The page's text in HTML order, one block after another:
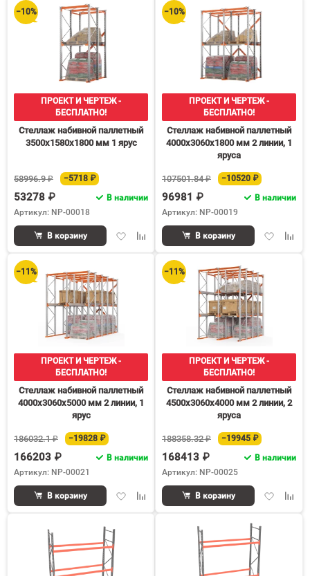
−10%
ПРОЕКТ И ЧЕРТЕЖ -
БЕСПЛАТНО!
Стеллаж набивной паллетный
3500х1580х1800 мм 1 ярус
58996.9 ₽ −5718 ₽
53278 ₽
В наличии
Артикул: NP-00018
ДобавитьДобавить
сравнению
В корзину
−10%
ПРОЕКТ И ЧЕРТЕЖ -
БЕСПЛАТНО!
Стеллаж набивной паллетный
4000х3060х1800 мм 2 линии, 1
яруса
107501.84 ₽ −10520 ₽
96981 ₽
В наличии
Артикул: NP-00019
Добавить
В корзину
−11%
ПРОЕКТ И ЧЕРТЕЖ -
БЕСПЛАТНО!
Стеллаж набивной паллетный
4000х3060х5000 мм 2 линии, 1
ярус
186032.1 ₽ −19828 ₽
166203 ₽
В наличии
Артикул: NP-00021
ДобавитьДобавить
В корзину
−11%
ПРОЕКТ И ЧЕРТЕЖ -
БЕСПЛАТНО!
Стеллаж набивной паллетный
4500х3060х4000 мм 2 линии, 2
яруса
188358.32 ₽ −19945 ₽
168413 ₽
В наличии
Артикул: NP-00025
Добавить
В корзину